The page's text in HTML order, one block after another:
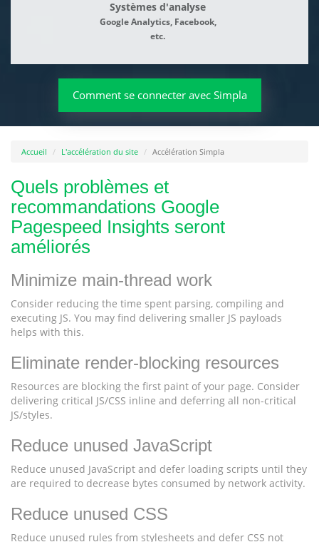
Systèmes d'analyse
Google Analytics, Facebook,
etc.
Comment se connecter avec Simpla
Accueil L'accélération du site Accélération Simpla
Quels problèmes et
recommandations Google
Pagespeed Insights seront
améliorés
Minimize main-thread work
Consider reducing the time spent parsing, compiling and
executing JS. You may find delivering smaller JS payloads
helps with this.
Eliminate render-blocking resources
Resources are blocking the first paint of your page. Consider
delivering critical JS/CSS inline and deferring all non-critical
JS/styles.
Reduce unused JavaScript
Reduce unused JavaScript and defer loading scripts until they
are required to decrease bytes consumed by network activity.
Reduce unused CSS
Reduce unused rules from stylesheets and defer CSS not